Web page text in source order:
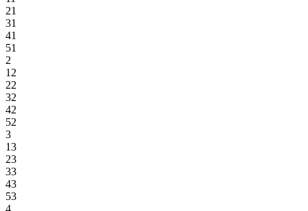
21
31
41
51
2
12
22
32
42
52
3
13
23
33
43
53
4